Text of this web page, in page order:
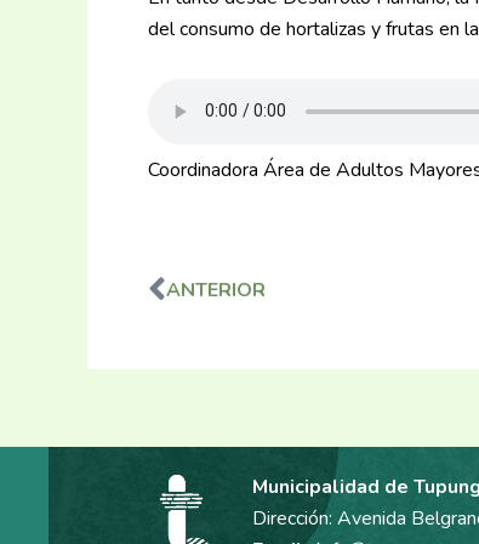
del consumo de hortalizas y frutas en
Coordinadora Área de Adultos
Ant
ANTERIOR
Municipalidad de
Dirección: Avenida